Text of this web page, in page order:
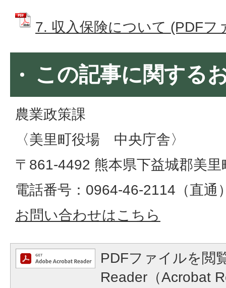
7. 収入保険について (PDFフ
この記事に関する
農業政策課
〈美里町役場 中央庁舎〉
〒861-4492 熊本県下益城郡美
電話番号：0964-46-2114（直通
お問い合わせはこちら
PDFファイルを閲
Reader（Acrobat